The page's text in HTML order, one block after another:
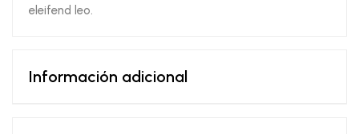
eleifend leo.
Información adicional